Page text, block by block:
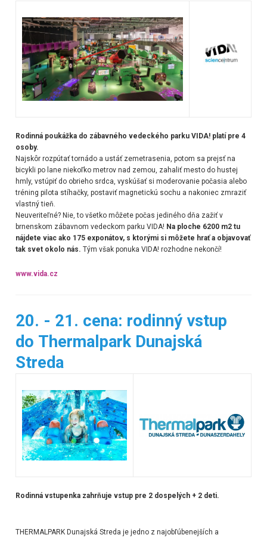
Rodinná poukážka do zábavného vedeckého parku VIDA! platí pre 4
osoby.
Najskôr rozpútať tornádo a ustáť zemetrasenia, potom sa prejsť na
bicykli po lane niekoľko metrov nad zemou, zahaliť mesto do hustej
hmly, vstúpiť do obrieho srdca, vyskúšať si moderovanie počasia alebo
tréning pilota stíhačky, postaviť magnetickú sochu a nakoniec zmraziť
vlastný tieň.
Neuveriteľné? Nie, to všetko môžete počas jediného dňa zažiť v
brnenskom zábavnom vedeckom parku VIDA! Na ploche 6200 m2 tu
nájdete viac ako 175 exponátov, s ktorými si môžete hrať a objavovať
tak svet okolo nás. Tým však ponuka VIDA! rozhodne nekončí!
www.vida.cz
20. - 21. cena: rodinný vstup
do Thermalpark Dunajská
Streda
Rodinná vstupenka zahrňuje vstup pre 2 dospelých + 2 deti.
THERMALPARK Dunajská Streda je jedno z najobľúbenejších a